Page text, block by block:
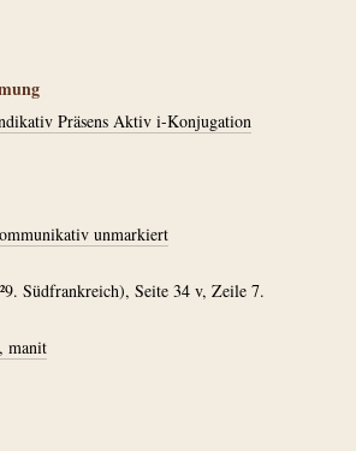
Präsens Aktiv i-Konjugation
unmarkiert
²9. Südfrankreich), Seite 34 v, Zeile 7.
manit